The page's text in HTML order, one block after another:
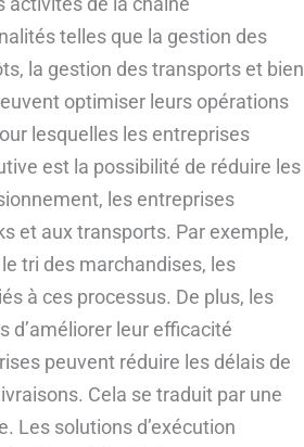
telles que la gestion des
la gestion des transports et bien
optimiser leurs opérations
lesquelles les entreprises
est la possibilité de réduire les
les entreprises
et aux transports. Par exemple,
tri des marchandises, les
à ces processus. De plus, les
d’améliorer leur efficacité
peuvent réduire les délais de
Cela se traduit par une
Les solutions d’exécution